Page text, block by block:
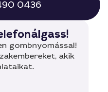
0436
gombnyomással!
akik